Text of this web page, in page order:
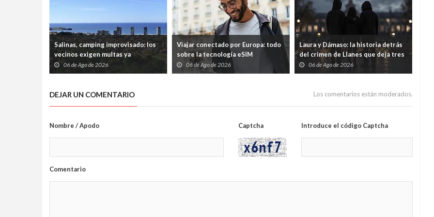
Salinas, camping improvisado: los
vecinos exigen multas ya
06 de Ago de 2026
Viajar conectado por Europa: todo
sobre la tecnología eSIM
06 de Ago de 2026
Laura y Dámaso: la historia detrás
del crimen de Llanes que deja tres
hijos huérfanos
06 de Ago de 2026
DEJAR UN COMENTARIO Los comentarios están moderados.
Nombre / Apodo Captcha Introduce el código Captcha
Comentario